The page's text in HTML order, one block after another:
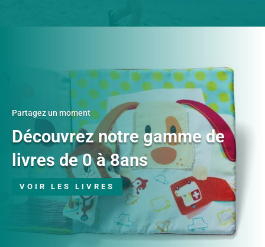
Partagez un moment
Découvrez notre gamme de
livres de 0 à 8ans
VOIR LES LIVRES